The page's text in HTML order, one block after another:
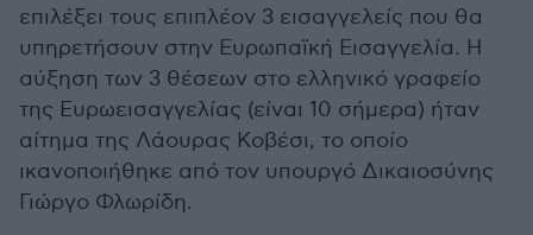
επιλέξει τους επιπλέον 3 εισαγγελείς που θα
υπηρετήσουν στην Ευρωπαϊκή Εισαγγελία. Η
αύξηση των 3 θέσεων στο ελληνικό γραφείο
της Ευρωεισαγγελίας (είναι 10 σήμερα) ήταν
αίτημα της Λάουρας Κοβέσι, το οποίο
ικανοποιήθηκε από τον υπουργό Δικαιοσύνης
Γιώργο Φλωρίδη.